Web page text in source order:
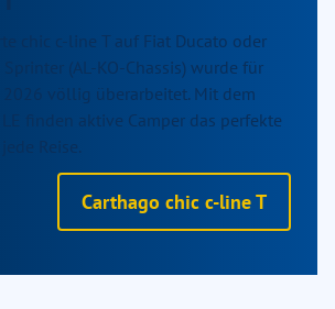
chic c-line T auf Fiat Ducato oder
Sprinter (AL-KO-Chassis) wurde für
2026 völlig überarbeitet. Mit dem
LE finden aktive Camper das perfekte
Reise.
Carthago chic c-line T